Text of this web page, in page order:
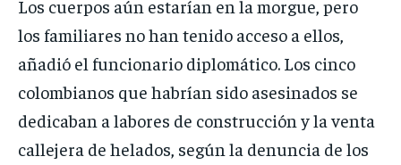
Los cuerpos aún estarían en la morgue, pero
los familiares no han tenido acceso a ellos,
añadió el funcionario diplomático. Los cinco
colombianos que habrían sido asesinados se
dedicaban a labores de construcción y la venta
callejera de helados, según la denuncia de los